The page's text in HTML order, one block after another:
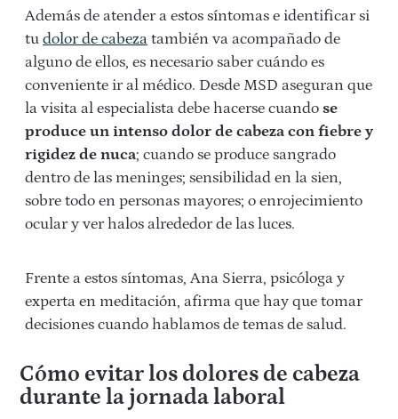
Además de atender a estos síntomas e identificar si
tu dolor de cabeza también va acompañado de
alguno de ellos, es necesario saber cuándo es
conveniente ir al médico. Desde MSD aseguran que
la visita al especialista debe hacerse cuando se
produce un intenso dolor de cabeza con fiebre y
rigidez de nuca; cuando se produce sangrado
dentro de las meninges; sensibilidad en la sien,
sobre todo en personas mayores; o enrojecimiento
ocular y ver halos alrededor de las luces.
Frente a estos síntomas, Ana Sierra, psicóloga y
experta en meditación, afirma que hay que tomar
decisiones cuando hablamos de temas de salud.
Cómo evitar los dolores de cabeza
durante la jornada laboral